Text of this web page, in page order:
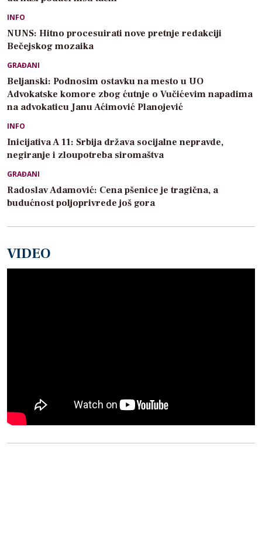
INFO
NUNS: Hitno procesuirati nove pretnje redakciji
Bečejskog mozaika
GRAĐANI
Beljanski: Podnosim ostavku na mesto u UO
Advokatske komore zbog ćutnje o Vučićevim napadima
na advokaticu Janu Aćimović Planojević
INFO
Inicijativa A 11: Srbija država socijalne nepravde,
negiranje i zloupotreba siromaštva
GRAĐANI
Radoslav Adamović: Cena pšenice je tragična, a
budućnost poljoprivrede još gora
VIDEO